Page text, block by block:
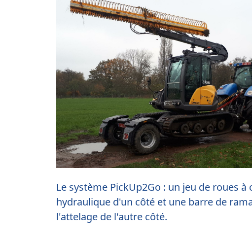
Le système PickUp2Go : un jeu de roues
hydraulique d'un côté et une barre de
l'attelage de l'autre côté.